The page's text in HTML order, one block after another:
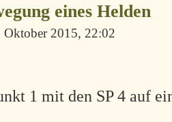
eines Helden
Oktober 2015, 22:02
1 mit den SP 4 auf